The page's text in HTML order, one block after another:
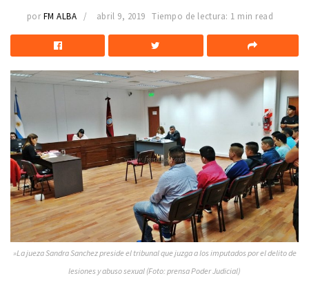
por FM ALBA abril 9, 2019 Tiempo de lectura: 1 min read
»La jueza Sandra Sanchez preside el tribunal que juzga a los imputados por el delito de
lesiones y abuso sexual (Foto: prensa Poder Judicial)